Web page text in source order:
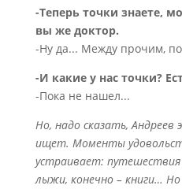
-Теперь точки знаете,
вы же доктор.
-Ну да... Между прочим,
-И какие у нас точки?
-Пока не нашел...
Но, надо сказать, Андреев
ищет. Моменты
устраивает: путешествия
лыжи, конечно – книги…